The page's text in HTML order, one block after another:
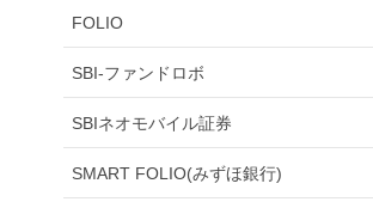
FOLIO
SBI-ファンドロボ
SBIネオモバイル証券
SMART FOLIO(みずほ銀行)